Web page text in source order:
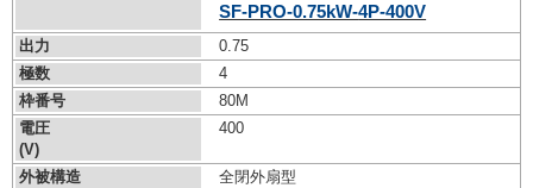
SF-PRO-0.75kW-4P-400V
出力
0.75
極数
4
枠番号
80M
電圧
(V)
400
外被構造
全閉外扇型